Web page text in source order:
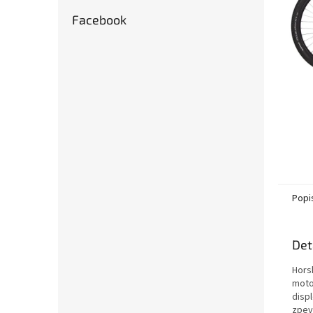
Facebook